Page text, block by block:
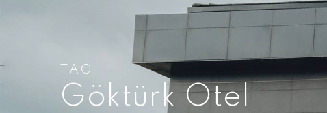
TAG
Göktürk Otel